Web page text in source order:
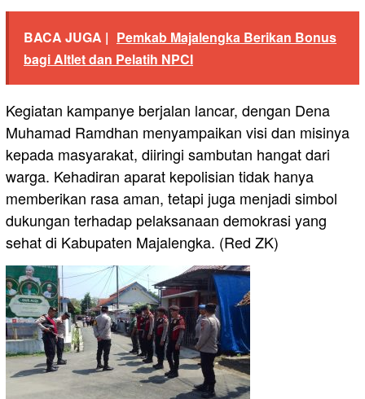
BACA JUGA | Pemkab Majalengka Berikan Bonus
bagi Altlet dan Pelatih NPCI
Kegiatan kampanye berjalan lancar, dengan Dena
Muhamad Ramdhan menyampaikan visi dan misinya
kepada masyarakat, diiringi sambutan hangat dari
warga. Kehadiran aparat kepolisian tidak hanya
memberikan rasa aman, tetapi juga menjadi simbol
dukungan terhadap pelaksanaan demokrasi yang
sehat di Kabupaten Majalengka. (Red ZK)